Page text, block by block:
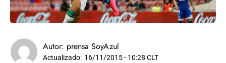
Autor: prensa SoyAzul
Actualizado: 16/11/2015 - 10:28 CLT